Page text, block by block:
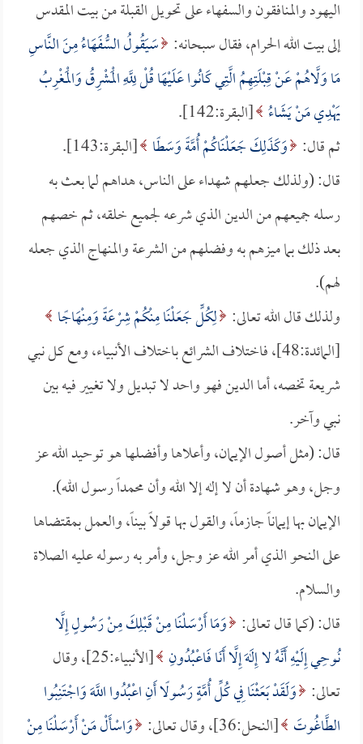
اليهود والمنافقون والسفهاء على تحويل القبلة من بيت المقدس
إلى بيت الله الحرام، فقال سبحانه: سَيَقُولُ السُّفَهَاءُ مِنَ النَّاسِ
مَا وَلَّاهُمْ عَنْ قِبْلَتِهِمُ الَّتِي كَانُوا عَلَيْهَا قُلْ لِلَّهِ الْمَشْرِقُ وَالْمَغْرِبُ
يَهْدِي مَنْ يَشَاءُ [البقرة:142].
ثم قال: وَكَذَلِكَ جَعَلْنَاكُمْ أُمَّةً وَسَطًا [البقرة:143].
قال: (ولذلك جعلهم شهداء على الناس، هداهم لما بعث به
رسله جميعهم من الدين الذي شرعه لجميع خلقه، ثم خصهم
بعد ذلك بما ميزهم به وفضلهم من الشرعة والمنهاج الذي جعله
لهم).
ولذلك قال الله تعالى: لِكُلٍّ جَعَلْنَا مِنْكُمْ شِرْعَةً وَمِنْهَاجًا
[المائدة:48]، فاختلاف الشرائع باختلاف الأنبياء، ومع كل نبي
شريعة تخصه، أما الدين فهو واحد لا تبديل ولا تغيير فيه بين
نبي وآخر.
قال: (مثل أصول الإيمان، وأعلاها وأفضلها هو توحيد الله عز
وجل، وهو شهادة أن لا إله إلا الله وأن محمداً رسول الله).
الإيمان بها إيماناً جازماً، والقول بها قولاً بيناً، والعمل بمقتضاها
على النحو الذي أمر الله عز وجل، وأمر به رسوله عليه الصلاة
والسلام.
قال: (كما قال تعالى: وَمَا أَرْسَلْنَا مِنْ قَبْلِكَ مِنْ رَسُولٍ إِلَّا
نُوحِي إِلَيْهِ أَنَّهُ لا إِلَهَ إِلَّا أَنَا فَاعْبُدُونِ
[الأنبياء:25]، وقال
تعالى: وَلَقَدْ بَعَثْنَا فِي كُلِّ أُمَّةٍ رَسُولًا أَنِ اعْبُدُوا اللَّهَ وَاجْتَنِبُوا
الطَّاغُوتَ [النحل:36]، وقال تعالى:
وَاسْأَلْ مَنْ أَرْسَلْنَا مِنْ